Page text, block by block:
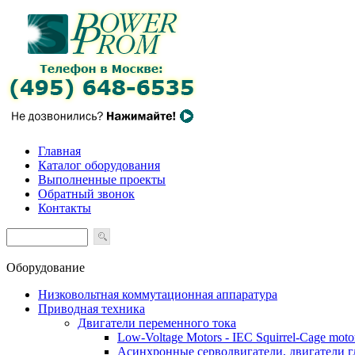
Главная
Каталог оборудования
Выполненные проекты
Обратный звонок
Контакты
Оборудование
Низковольтная коммутационная аппаратура
Приводная техника
Двигатели переменного тока
Low-Voltage Motors - IEC Squirrel-Cage
Асинхронные серводвигатели, двигатели